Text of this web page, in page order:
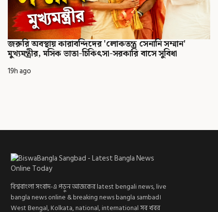
জরুরি অবস্থায় কারাবন্দিদের 'লোকতন্ত্র সেনানি সম্মান'
মুখ্যমন্ত্রীর, মসিক ভাতা-চিকিৎসা-সরকারি বাসে সুবিধা
19h ago
বিশ্ববাংলা সংবাদ-এ পড়ুন আজকের latest bengali news, live
bangla news online & breaking news bangla sambad।
West Bengal, Kolkata, national, international সব খবর